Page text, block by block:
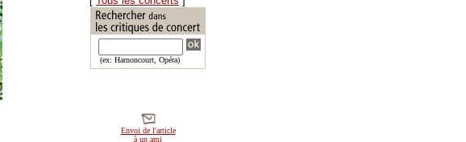
(ex: Harnoncourt, Opéra)
Envoi de l'article
à un ami